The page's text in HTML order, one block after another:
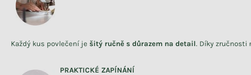
Každý kus povlečení je šitý ručně s důrazem na detail. Díky zručnosti
PRAKTICKÉ ZAPÍNÁNÍ